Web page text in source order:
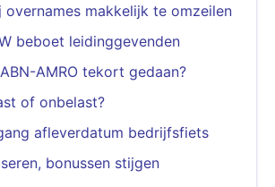
overnames makkelijk te omzeilen
beboet leidinggevenden
AMRO tekort gedaan?
of onbelast?
afleverdatum bedrijfsfiets
bonussen stijgen